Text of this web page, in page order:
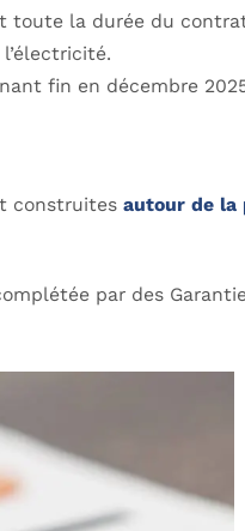
toute la durée du
fin en décembre
construites autour de la
par des